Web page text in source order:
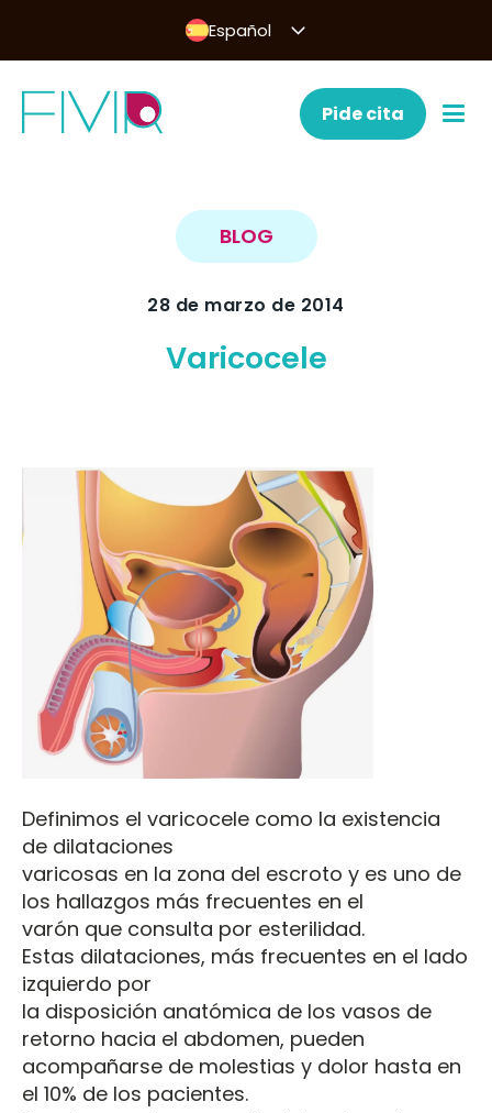
Español
Pide cita
BLOG
28 de marzo de 2014
Varicocele
Definimos el varicocele como la existencia
de dilataciones
varicosas en la zona del escroto y es uno de
los hallazgos más frecuentes en el
varón que consulta por esterilidad.
Estas dilataciones, más frecuentes en el lado
izquierdo por
la disposición anatómica de los vasos de
retorno hacia el abdomen, pueden
acompañarse de molestias y dolor hasta en
el 10% de los pacientes.